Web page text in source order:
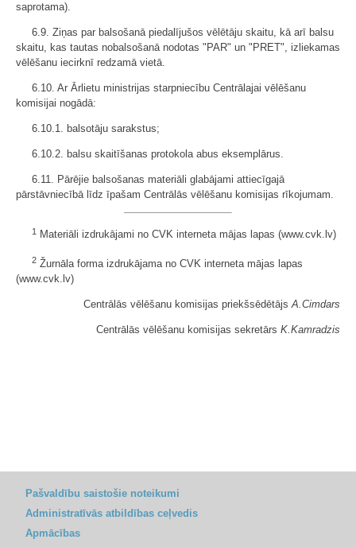
saprotama).
6.9. Ziņas par balsošanā piedalījušos vēlētāju skaitu, kā arī balsu
skaitu, kas tautas nobalsošanā nodotas "PAR" un "PRET", izliekamas
vēlēšanu iecirknī redzamā vietā.
6.10. Ar Ārlietu ministrijas starpniecību Centrālajai vēlēšanu
komisijai nogādā:
6.10.1. balsotāju sarakstus;
6.10.2. balsu skaitīšanas protokola abus eksemplārus.
6.11. Pārējie balsošanas materiāli glabājami attiecīgajā
pārstāvniecībā līdz īpašam Centrālās vēlēšanu komisijas rīkojumam.
1 Materiāli izdrukājami no CVK interneta mājas lapas (www.cvk.lv)
2 Žurnāla forma izdrukājama no CVK interneta mājas lapas
(www.cvk.lv)
Centrālās vēlēšanu komisijas priekšsēdētājsA.Cimdars
Centrālās vēlēšanu komisijas sekretārs K.Kamradzis
Pašvaldību saistošie noteikumi
Administratīvās atbildības ceļvedis
Apmācības